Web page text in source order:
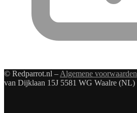
© Redparrot.nl – Algemene voorwaarden
van Dijklaan 15J 5581 WG Waalre (NL)